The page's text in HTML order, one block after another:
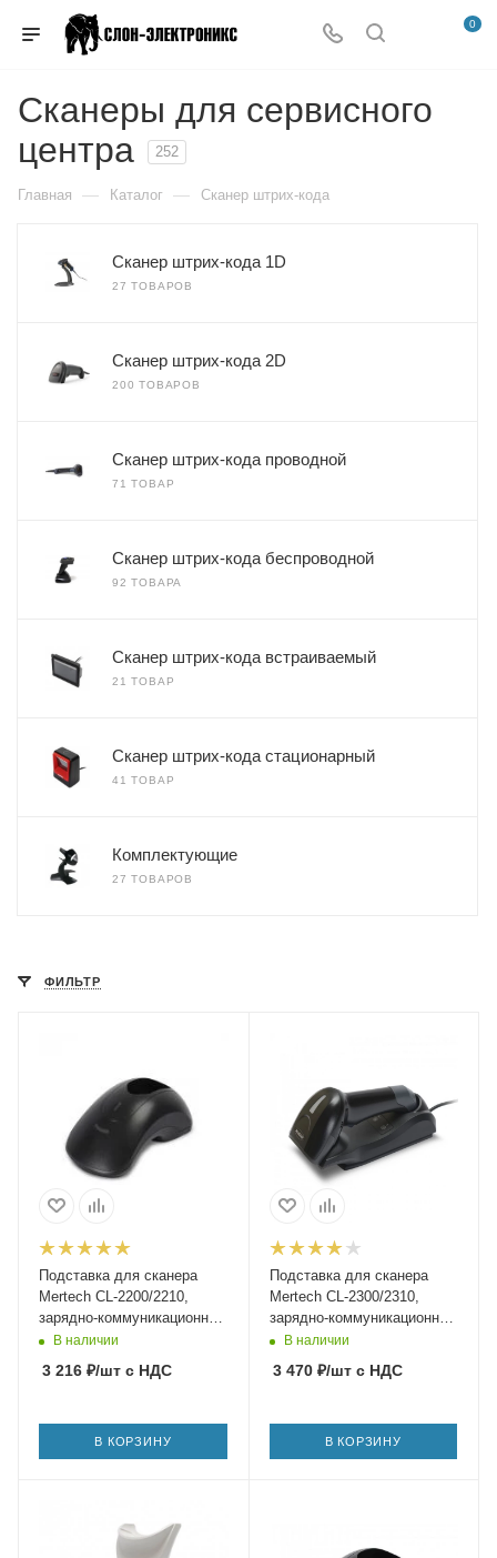
0
Сканеры для сервисного
центра
252
Главная — Каталог — Сканер штрих-кода
Сканер штрих-кода 1D
27 ТОВАРОВ
Сканер штрих-кода 2D
200 ТОВАРОВ
Сканер штрих-кода проводной
71 ТОВАР
Сканер штрих-кода беспроводной
92 ТОВАРА
Сканер штрих-кода встраиваемый
21 ТОВАР
Сканер штрих-кода стационарный
41 ТОВАР
Комплектующие
27 ТОВАРОВ
ФИЛЬТР
Подставка для сканера
Mertech CL-2200/2210,
зарядно-коммуникационная
(Cradle), (черная)
В наличии
3 216 ₽/шт с НДС
В КОРЗИНУ
Подставка для сканера
Mertech CL-2300/2310,
зарядно-коммуникационная
настольная, черная
В наличии
3 470₽/штс НДС
В КОРЗИНУ